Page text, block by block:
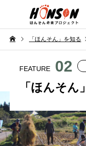
「ほんそん」を知る
FEATURE 02
「ほんそん